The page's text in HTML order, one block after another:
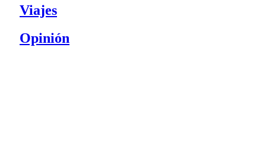
Viajes
Opinión